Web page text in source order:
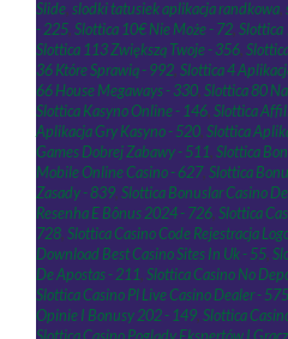
Slide, slodki tatusiek aplikacja randkowa,
- 225, Slottica 10€ Nie Może - 72, Slottica
Slottica 113 Zwiększą Twoje - 356,
36 Które Sprawią - 992, Slottica 4
66 House Megaways - 330, Slottica 80
Slottica Kasyno Online - 146, Slottica
Aplikacja Gry Kasyno - 520, Slottica
Games Dobrej Zabawy - 511, Slottica
Mobile Online Casino - 627, Slottica
Zasady - 839, Slottica Bonuslar Casino
Resenha E Bônus 2024 - 726, Slottica
728, Slottica Casino Code Rejestracja
Download Best Casino Sites In Uk - 55,
De Apostas - 211, Slottica Casino No
Slottica Casino Pl Live Casino Dealer - 575
Opinie I Bonusy 202 - 149, Slottica